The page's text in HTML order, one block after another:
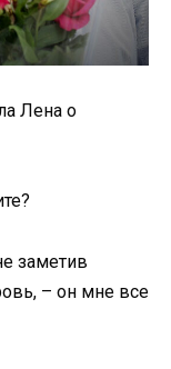
Лена о
заметив
– он мне все